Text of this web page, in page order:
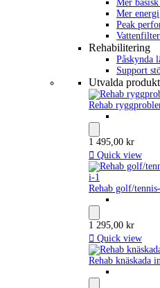
Mer
Mer energi
Peak
Rehabilitering
Påskynda
Support
Utvalda
Rehab
1 495,00 kr
 Quick view
Rehab golf/
1 295,00 kr
 Quick view
Rehab knäskada